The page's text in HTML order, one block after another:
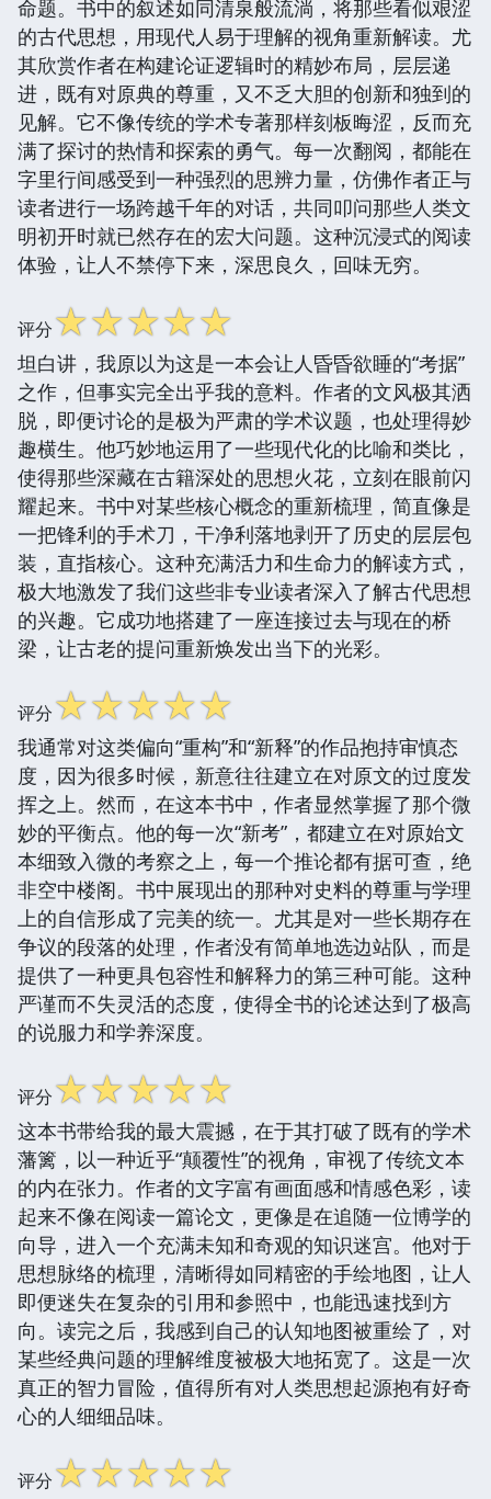
命题。书中的叙述如同清泉般流淌，将那些看似艰涩
的古代思想，用现代人易于理解的视角重新解读。尤
其欣赏作者在构建论证逻辑时的精妙布局，层层递
进，既有对原典的尊重，又不乏大胆的创新和独到的
见解。它不像传统的学术专著那样刻板晦涩，反而充
满了探讨的热情和探索的勇气。每一次翻阅，都能在
字里行间感受到一种强烈的思辨力量，仿佛作者正与
读者进行一场跨越千年的对话，共同叩问那些人类文
明初开时就已然存在的宏大问题。这种沉浸式的阅读
体验，让人不禁停下来，深思良久，回味无穷。
评分☆☆☆☆☆
坦白讲，我原以为这是一本会让人昏昏欲睡的“考据”
之作，但事实完全出乎我的意料。作者的文风极其洒
脱，即便讨论的是极为严肃的学术议题，也处理得妙
趣横生。他巧妙地运用了一些现代化的比喻和类比，
使得那些深藏在古籍深处的思想火花，立刻在眼前闪
耀起来。书中对某些核心概念的重新梳理，简直像是
一把锋利的手术刀，干净利落地剥开了历史的层层包
装，直指核心。这种充满活力和生命力的解读方式，
极大地激发了我们这些非专业读者深入了解古代思想
的兴趣。它成功地搭建了一座连接过去与现在的桥
梁，让古老的提问重新焕发出当下的光彩。
评分☆☆☆☆☆
我通常对这类偏向“重构”和“新释”的作品抱持审慎态
度，因为很多时候，新意往往建立在对原文的过度发
挥之上。然而，在这本书中，作者显然掌握了那个微
妙的平衡点。他的每一次“新考”，都建立在对原始文
本细致入微的考察之上，每一个推论都有据可查，绝
非空中楼阁。书中展现出的那种对史料的尊重与学理
上的自信形成了完美的统一。尤其是对一些长期存在
争议的段落的处理，作者没有简单地选边站队，而是
提供了一种更具包容性和解释力的第三种可能。这种
严谨而不失灵活的态度，使得全书的论述达到了极高
的说服力和学养深度。
评分☆☆☆☆☆
这本书带给我的最大震撼，在于其打破了既有的学术
藩篱，以一种近乎“颠覆性”的视角，审视了传统文本
的内在张力。作者的文字富有画面感和情感色彩，读
起来不像在阅读一篇论文，更像是在追随一位博学的
向导，进入一个充满未知和奇观的知识迷宫。他对于
思想脉络的梳理，清晰得如同精密的手绘地图，让人
即便迷失在复杂的引用和参照中，也能迅速找到方
向。读完之后，我感到自己的认知地图被重绘了，对
某些经典问题的理解维度被极大地拓宽了。这是一次
真正的智力冒险，值得所有对人类思想起源抱有好奇
心的人细细品味。
评分☆☆☆☆☆